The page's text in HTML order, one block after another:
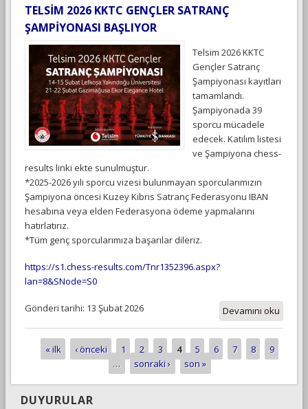
TELSİM 2026 KKTC GENÇLER SATRANÇ
ŞAMPİYONASI BAŞLIYOR
Telsim 2026 KKTC
Gençler Satranç
Şampiyonası kayıtları
tamamlandı.
Şampiyonada 39
sporcu mücadele
edecek. Katılım listesi
ve Şampiyona chess-
results linki ekte sunulmuştur.
*2025-2026 yılı sporcu vizesi bulunmayan sporcularımızın
Şampiyona öncesi Kuzey Kıbrıs Satranç Federasyonu IBAN
hesabına veya elden Federasyona ödeme yapmalarını
hatırlatırız.
*Tüm genç sporcularımıza başarılar dileriz.
https://s1.chess-results.com/Tnr1352396.aspx?
lan=8&SNode=S0
Devamını oku
Gönderi tarihi: 13 Şubat 2026
Sayfalar
« ilk ‹ önceki 1 2 3 4 5 6 7 8
9
…
sonraki › son »
DUYURULAR